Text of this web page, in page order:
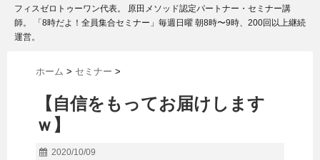
フィスゼロトゥーワン代表。 原田メソッド認定パートナー・セミナー講
師。 「8時だよ！全員集合セミナー」毎週日曜 朝8時〜9時、200回以上継続
運営。
ホーム > セミナー >
【自信をもってお届けします
ｗ】
2020/10/09